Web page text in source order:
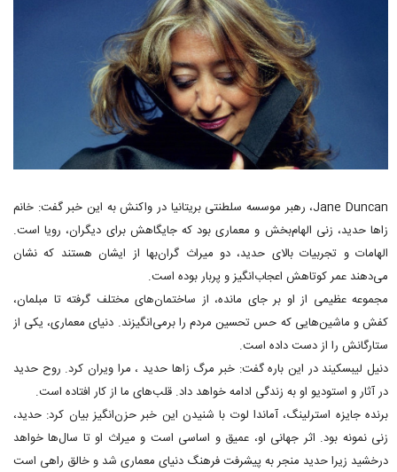
Jane Duncan، رهبر موسسه سلطنتی بریتانیا در واکنش به این خبر گفت: خانم
زاها حدید، زنی الهام‌بخش و معماری بود که جایگاهش برای دیگران، رویا است.
الهامات و تجربیات بالای حدید، دو میراث گران‌بها از ایشان هستند که نشان
می‌دهند عمر کوتاهش اعجاب‌انگیز و پربار بوده است.
مجموعه عظیمی از او بر جای مانده، از ساختمان‌های مختلف گرفته تا مبلمان،
کفش و ماشین‌هایی که حس تحسین مردم را برمی‌انگیزند. دنیای معماری، یکی از
ستارگانش را از دست داده است.
دنیل لیبسکیند در این باره گفت: خبر مرگ زاها حدید ، مرا ویران کرد. روح حدید
در آثار و استودیو او به زندگی ادامه خواهد داد. قلب‌های ما از کار افتاده است.
برنده جایزه استرلینگ، آماندا لوت با شنیدن این خبر حزن‌انگیز بیان کرد: حدید،
زنی نمونه بود. اثر جهانی او، عمیق و اساسی است و میراث او تا سال‌ها خواهد
درخشید زیرا حدید منجر به پیشرفت فرهنگ دنیای معماری شد و خالق راهی است